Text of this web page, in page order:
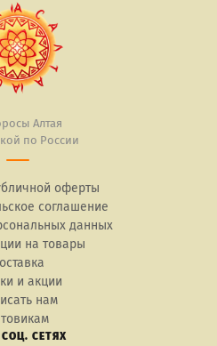
Алтая
по России
оферты
соглашение
данных
на товары
и акции
нам
СЕТЯХ